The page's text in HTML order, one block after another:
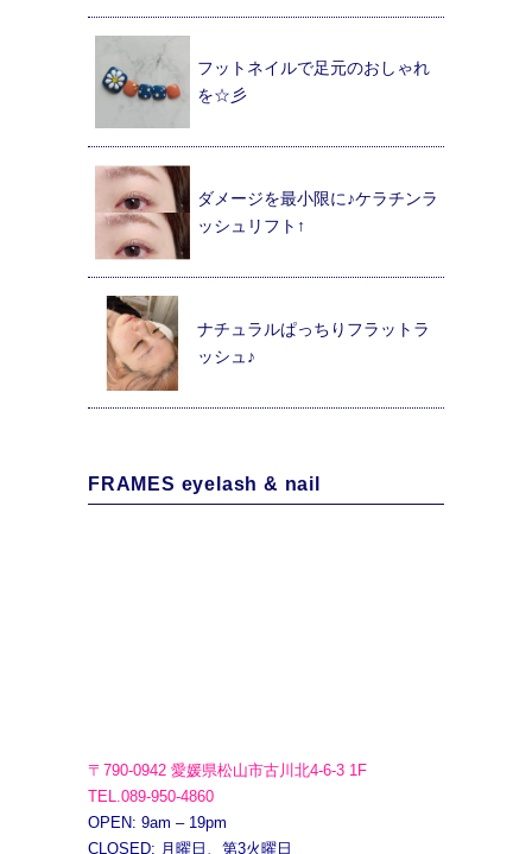
フットネイルで足元のおしゃれ
を☆彡
ダメージを最小限に♪ケラチンラ
ッシュリフト↑
ナチュラルぱっちりフラットラ
ッシュ♪
FRAMES eyelash & nail
〒790-0942 愛媛県松山市古川北4-6-3 1F
TEL.089-950-4860
OPEN: 9am – 19pm
CLOSED: 月曜日、第3火曜日